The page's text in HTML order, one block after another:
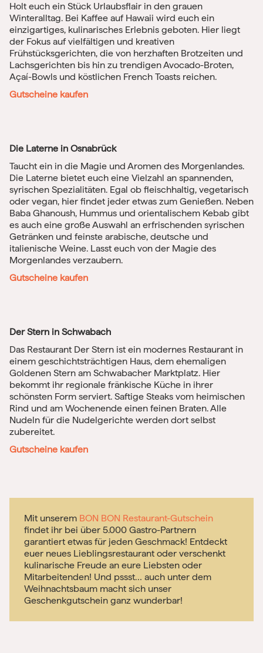
Holt euch ein Stück Urlaubsflair in den grauen
Winteralltag. Bei Kaffee auf Hawaii wird euch ein
einzigartiges, kulinarisches Erlebnis geboten. Hier liegt
der Fokus auf vielfältigen und kreativen
Frühstücksgerichten, die von herzhaften Brotzeiten und
Lachsgerichten bis hin zu trendigen Avocado-Broten,
Açaí-Bowls und köstlichen French Toasts reichen.
Gutscheine kaufen
Die Laterne in Osnabrück
Taucht ein in die Magie und Aromen des Morgenlandes.
Die Laterne bietet euch eine Vielzahl an spannenden,
syrischen Spezialitäten. Egal ob fleischhaltig, vegetarisch
oder vegan, hier findet jeder etwas zum Genießen. Neben
Baba Ghanoush, Hummus und orientalischem Kebab gibt
es auch eine große Auswahl an erfrischenden syrischen
Getränken und feinste arabische, deutsche und
italienische Weine. Lasst euch von der Magie des
Morgenlandes verzaubern.
Gutscheine kaufen
Der Stern in Schwabach
Das Restaurant Der Stern ist ein modernes Restaurant in
einem geschichtsträchtigen Haus, dem ehemaligen
Goldenen Stern am Schwabacher Marktplatz. Hier
bekommt ihr regionale fränkische Küche in ihrer
schönsten Form serviert. Saftige Steaks vom heimischen
Rind und am Wochenende einen feinen Braten. Alle
Nudeln für die Nudelgerichte werden dort selbst
zubereitet.
Gutscheine kaufen
Mit unserem BON BON Restaurant-Gutschein
findet ihr bei über 5.000 Gastro-Partnern
garantiert etwas für jeden Geschmack! Entdeckt
euer neues Lieblingsrestaurant oder verschenkt
kulinarische Freude an eure Liebsten oder
Mitarbeitenden! Und pssst… auch unter dem
Weihnachtsbaum macht sich unser
Geschenkgutschein ganz wunderbar!